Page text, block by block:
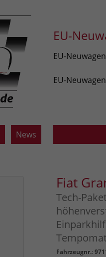
EU-
EU-
EU-
News
Fiat
Tech-
Fahrzeugnr.: